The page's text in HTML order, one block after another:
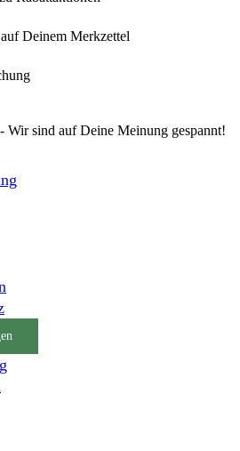
Deinem Merkzettel
Wir sind auf Deine Meinung gespannt!